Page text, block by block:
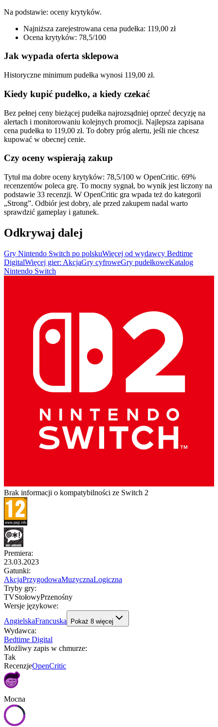
Na podstawie: oceny krytyków.
Najniższa zarejestrowana cena pudełka: 119,00 zł
Ocena krytyków: 78,5/100
Jak wypada oferta sklepowa
Historyczne minimum pudełka wynosi 119,00 zł.
Kiedy kupić pudełko, a kiedy czekać
Bez pełnej ceny bieżącej pudełka najrozsądniej oprzeć decyzję na
alertach i monitorowaniu kolejnych promocji. Najlepsza zapisana
cena pudełka to 119,00 zł. To dobry próg alertu, jeśli nie chcesz
kupować w obecnej cenie.
Czy oceny wspierają zakup
Tytuł ma dobre oceny krytyków: 78,5/100 w OpenCritic. 69%
recenzentów poleca grę. To mocny sygnał, bo wynik jest liczony na
podstawie 33 recenzji. W OpenCritic gra wpada też do kategorii
„Strong”. Odbiór jest dobry, ale przed zakupem nadal warto
sprawdzić gameplay i gatunek.
Odkrywaj dalej
Gry Nintendo Switch po polskuWięcej od wydawcy Bedtime
DigitalWięcej gier: AkcjaGry cyfroweGry pudełkoweKatalog
Nintendo Switch
Brak informacji o kompatybilności ze Switch 2
Premiera:
23.03.2023
Gatunki:
AkcjaPrzygodowaMuzycznaLogiczna
Tryby gry:
TVStołowyPrzenośny
Wersje językowe:
AngielskaFrancuska Pokaż 8 więcej
Wydawca:
Bedtime Digital
Możliwy zapis w chmurze:
Tak
RecenzjeOpenCritic
Mocna